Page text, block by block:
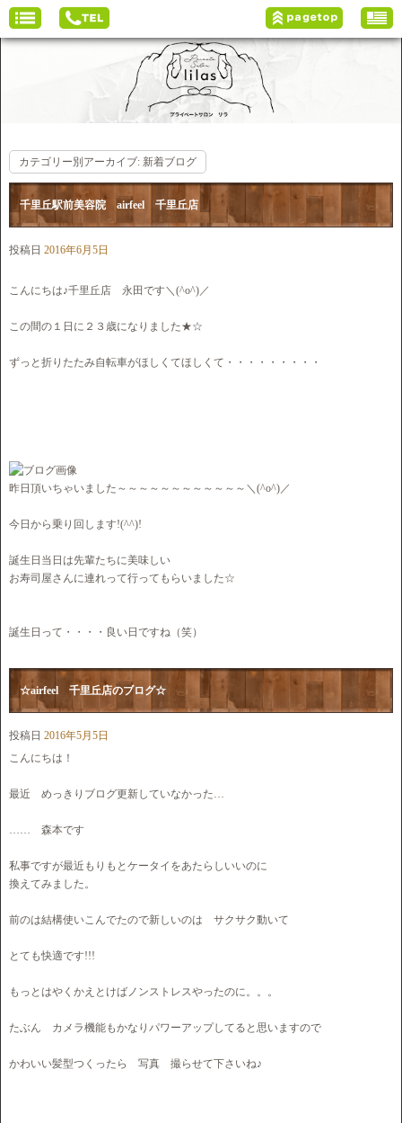
カテゴリー別アーカイブ: 新着ブログ
千里丘駅前美容院 airfeel 千里丘店
投稿日 2016年6月5日
こんにちは♪千里丘店 永田です＼(^o^)／
この間の１日に２３歳になりました★☆
ずっと折りたたみ自転車がほしくてほしくて・・・・・・・・・
昨日頂いちゃいました～～～～～～～～～～～～＼(^o^)／
今日から乗り回します!(^^)!
誕生日当日は先輩たちに美味しい
お寿司屋さんに連れって行ってもらいました☆
誕生日って・・・・良い日ですね（笑）
☆airfeel 千里丘店のブログ☆
投稿日 2016年5月5日
こんにちは！
最近 めっきりブログ更新していなかった…
…… 森本です
私事ですが最近もりもとケータイをあたらしいいのに
換えてみました。
前のは結構使いこんでたので新しいのは サクサク動いて
とても快適です!!!
もっとはやくかえとけばノンストレスやったのに。。。
たぶん カメラ機能もかなりパワーアップしてると思いますので
かわいい髪型つくったら 写真 撮らせて下さいね♪